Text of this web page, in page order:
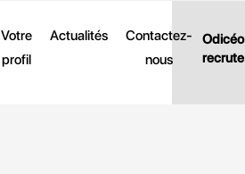
Odicéo
recrute
Votre
profil
Actualités
Contactez-
nous